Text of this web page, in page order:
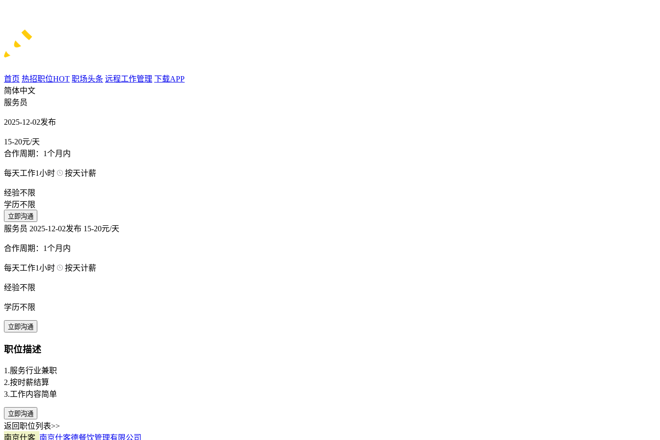
首页 热招职位HOT 职场头条 远程工作管理 下载APP
简体中文
服务员
2025-12-02发布
15-20元/天
合作周期：1个月内
每天工作1小时 按天计薪
经验不限
学历不限
立即沟通
服务员 2025-12-02发布 15-20元/天
合作周期：1个月内
每天工作1小时 按天计薪
经验不限
学历不限
立即沟通
职位描述
1.服务行业兼职
2.按时薪结算
3.工作内容简单
立即沟通
返回职位列表>>
南京仕客 南京仕客德餐饮管理有限公司